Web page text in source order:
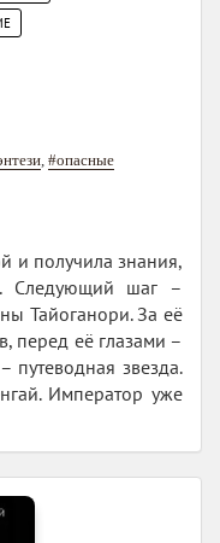
, #опасные
и получила знания,
Следующий шаг –
Тайоганори. За её
перед её глазами –
путеводная звезда.
Император уже